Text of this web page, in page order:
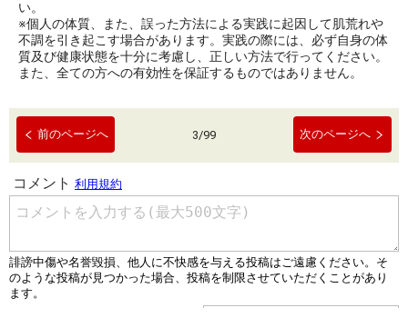
い。
※個人の体質、また、誤った方法による実践に起因して肌荒れや
不調を引き起こす場合があります。実践の際には、必ず自身の体
質及び健康状態を十分に考慮し、正しい方法で行ってください。
また、全ての方への有効性を保証するものではありません。
前のページへ 3/99 次のページへ